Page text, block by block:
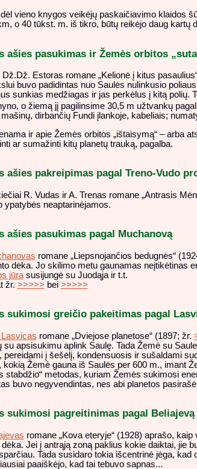
dėl vieno knygos veikėjų paskaičiavimo klaidos
o 40 tūkst. m. iš tikro, būtų reikėjo daug kartų
ašies pasukimas ir Žemės orbitos
Dž.Dž. Estoras romane „Kelionė į kitus
buvo padidintas nuo Saulės nulinkusio
sunkias medžiagas ir jas perkėlus į kitą polių.
o žiemą jį pagilinsime 30,5 m užtvankų
dirbančių Fundi įlankoje, kabeliais;
ir apie Žemės orbitos „ištaisymą“ – arba
ar sumažinti kitų planetų trauką, pagalba.
ašies pakreipimas pagal Treno-Vudo
R. Vudas ir A. Trenas romane „Antrasis
ypatybės neaptarinėjamos.
ašies pasukimas pagal Muchanovą
romane „Liepsnojančios bedugnės“
dėka. Jo skilimo metu gaunamas neįtikėtinas
jūrasusijungė su Juodąja ir t.t.
žr. >>>>> bei >>>>>
sukimosi greičio pakeitimas pagal
romane „Dviejose planetose“ (1897; žr.
su apsisukimu aplink Saulę. Tada Žemė su
pereidami į šešėlį, kondensuosis ir sušaldami
kokią Žemė gauna iš Saulės per 600 m., imant
stabdžio“ metodas, kuriam Žemės sukimosi
buvo negyvendintas, nes abi planetos
sukimosi pagreitinimas pagal Beliajevą
romane „Kova eteryje“ (1928) aprašo,
dėka. Jei į antrąją zoną paklius kokie daiktai, jie
Tada susidaro tokia išcentrinė jėga,
paaiškėjo, kad tai tebuvo sapnas...